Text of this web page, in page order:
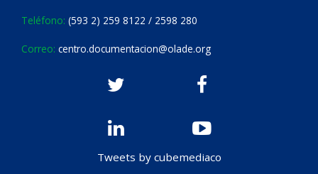
Teléfono: (593 2) 259 8122 / 2598 280
Correo: centro.documentacion@olade.org
Tweets by cubemediaco